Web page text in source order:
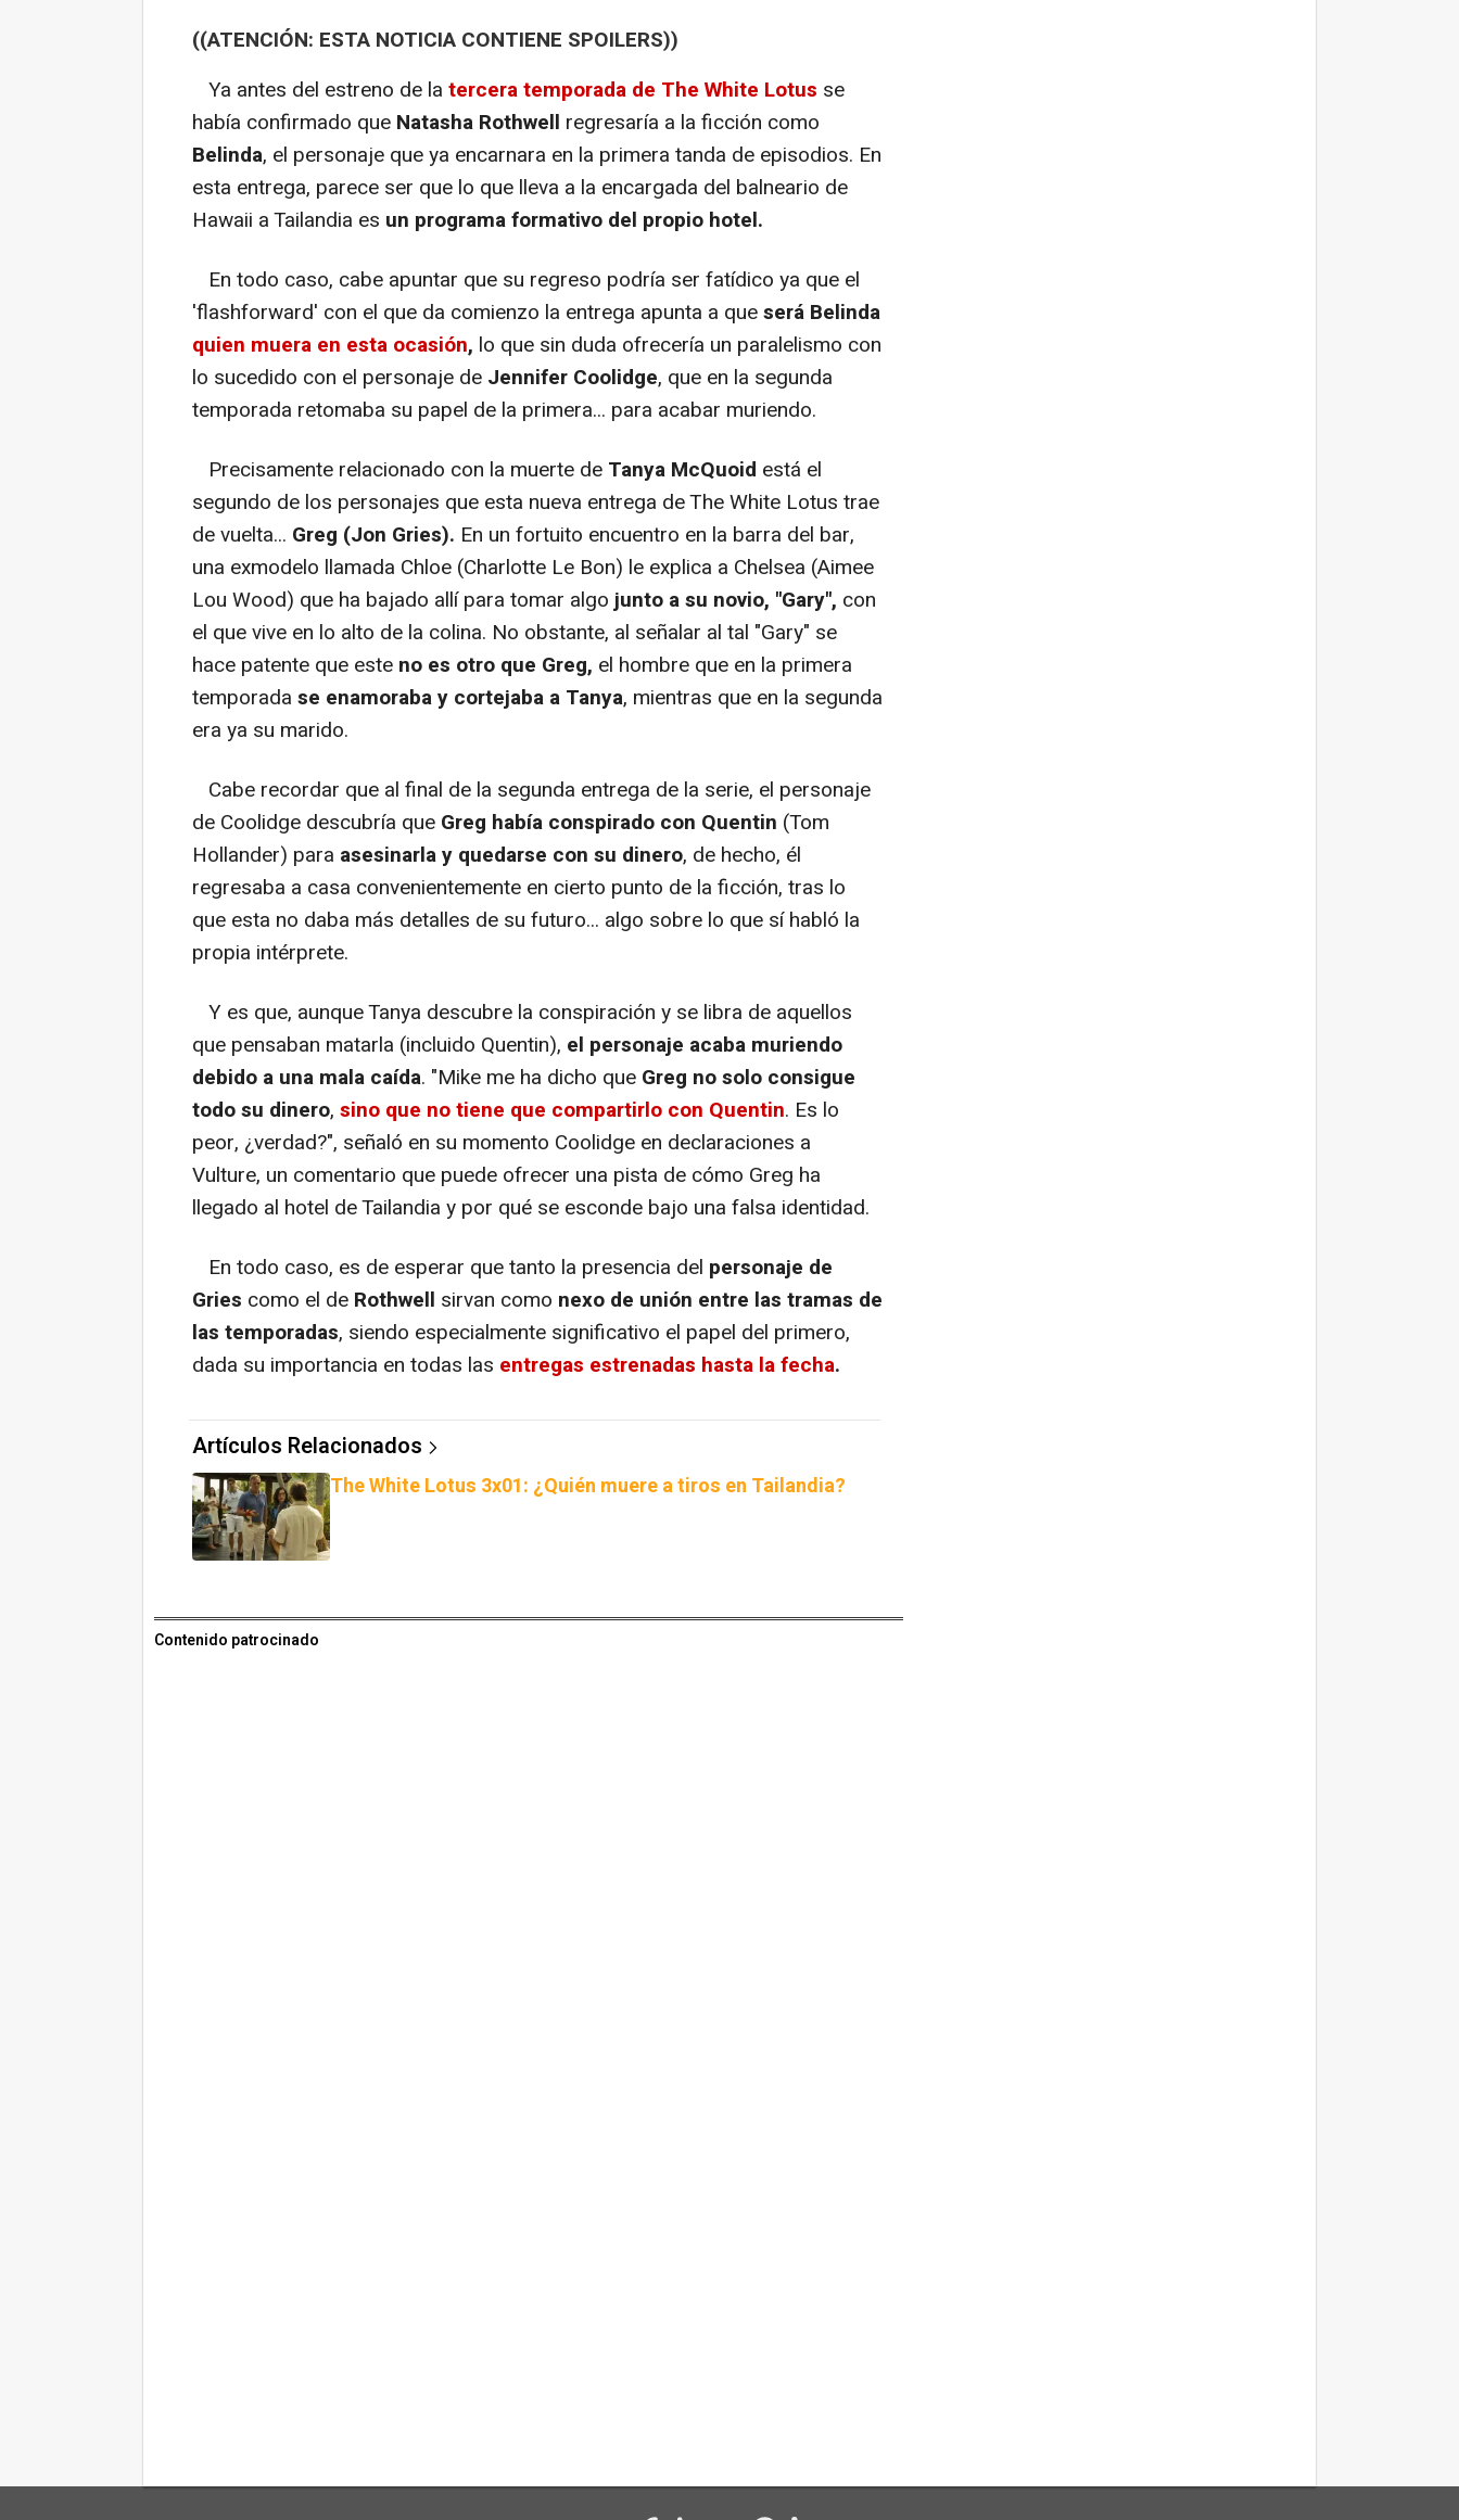
((ATENCIÓN: ESTA NOTICIA CONTIENE SPOILERS))
Ya antes del estreno de la tercera temporada de The White Lotus se
había confirmado que Natasha Rothwell regresaría a la ficción como
Belinda, el personaje que ya encarnara en la primera tanda de episodios. En
esta entrega, parece ser que lo que lleva a la encargada del balneario de
Hawaii a Tailandia es un programa formativo del propio hotel.
En todo caso, cabe apuntar que su regreso podría ser fatídico ya que el
'flashforward' con el que da comienzo la entrega apunta a queserá Belinda
quien muera en esta ocasión, lo que sin duda ofrecería un paralelismo con
lo sucedido con el personaje de Jennifer Coolidge, que en la segunda
temporada retomaba su papel de la primera... para acabar muriendo.
Precisamente relacionado con la muerte de Tanya McQuoid está el
segundo de los personajes que esta nueva entrega de The White Lotus trae
de vuelta... Greg (Jon Gries). En un fortuito encuentro en la barra del bar,
una exmodelo llamada Chloe (Charlotte Le Bon) le explica a Chelsea (Aimee
Lou Wood) que ha bajado allí para tomar algo junto a su novio, "Gary", con
el que vive en lo alto de la colina. No obstante, al señalar al tal "Gary" se
hace patente que este no es otro que Greg, el hombre que en la primera
temporada se enamoraba y cortejaba a Tanya, mientras que en la segunda
era ya su marido.
Cabe recordar que al final de la segunda entrega de la serie, el personaje
de Coolidge descubría que Greg había conspirado con Quentin (Tom
Hollander) para asesinarla y quedarse con su dinero, de hecho, él
regresaba a casa convenientemente en cierto punto de la ficción, tras lo
que esta no daba más detalles de su futuro... algo sobre lo que sí habló la
propia intérprete.
Y es que, aunque Tanya descubre la conspiración y se libra de aquellos
que pensaban matarla (incluido Quentin), el personaje acaba muriendo
debido a una mala caída. "Mike me ha dicho que Greg no solo consigue
todo su dinero, sino que no tiene que compartirlo con Quentin. Es lo
peor, ¿verdad?", señaló en su momento Coolidge en declaraciones a
Vulture, un comentario que puede ofrecer una pista de cómo Greg ha
llegado al hotel de Tailandia y por qué se esconde bajo una falsa identidad.
En todo caso, es de esperar que tanto la presencia del personaje de
Gries como el de Rothwell sirvan como nexo de unión entre las tramas de
las temporadas, siendo especialmente significativo el papel del primero,
dada su importancia en todas las entregas estrenadas hasta la fecha.
Artículos Relacionados
The White Lotus 3x01: ¿Quién muere a tiros en Tailandia?
Contenido patrocinado